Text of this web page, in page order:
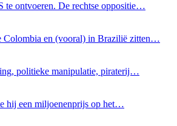
te ontvoeren. De rechtse oppositie…
Colombia en (vooral) in Brazilië zitten…
politieke manipulatie, piraterij…
hij een miljoenenprijs op het…